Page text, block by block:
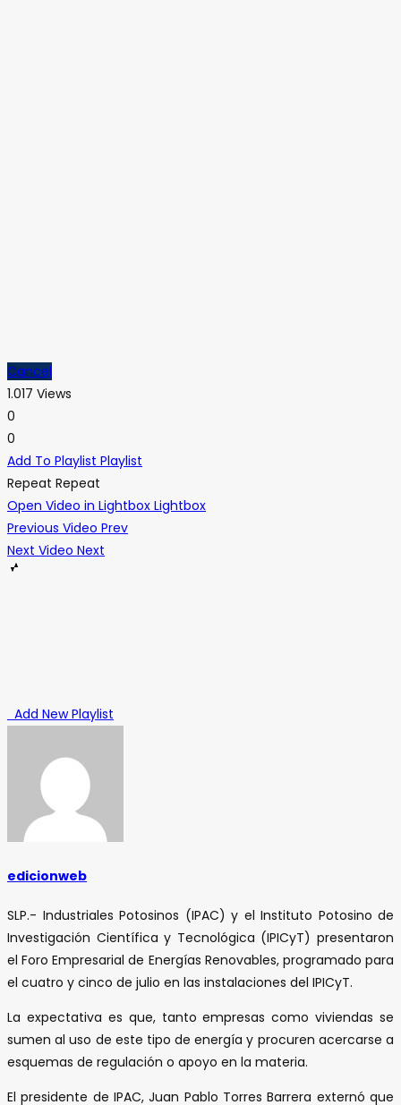
Cancel
1.017 Views
0
0
Add To Playlist Playlist
Repeat Repeat
Open Video in Lightbox Lightbox
Previous Video Prev
Next Video Next
Add New Playlist
edicionweb
SLP.- Industriales Potosinos (IPAC) y el Instituto Potosino de
Investigación Científica y Tecnológica (IPICyT) presentaron
el Foro Empresarial de Energías Renovables, programado para
el cuatro y cinco de julio en las instalaciones del IPICyT.
La expectativa es que, tanto empresas como viviendas se
sumen al uso de este tipo de energía y procuren acercarse a
esquemas de regulación o apoyo en la materia.
El presidente de IPAC, Juan Pablo Torres Barrera externó que